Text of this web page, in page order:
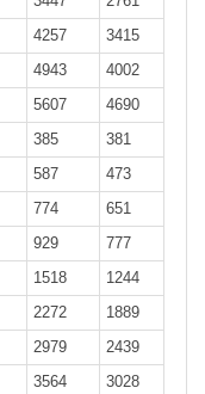
4257
3415
4943
4002
5607
4690
385
381
587
473
774
651
929
777
1518
1244
2272
1889
2979
2439
3564
3028